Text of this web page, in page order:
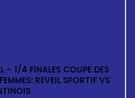
– 1/4 FINALES COUPE DES
REVEIL SPORTIF VS